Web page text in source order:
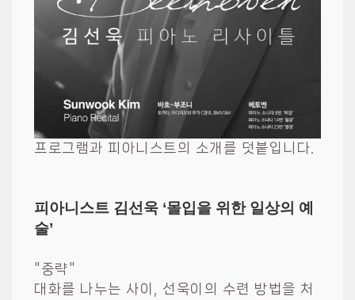
프로그램과 피아니스트의 소개를 덧붙입니다.
피아니스트 김선욱 ‘몰입을 위한 일상의 예
술’
"중략"
대화를 나누는 사이, 선욱이의 수련 방법을 처